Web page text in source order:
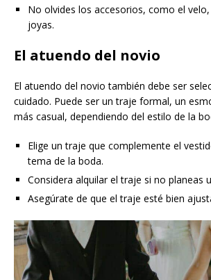
No olvides los accesorios, como el
joyas.
El atuendo del novio
El atuendo del novio también debe ser
cuidado. Puede ser un traje formal, un
más casual, dependiendo del estilo de la
Elige un traje que complemente el
tema de la boda.
Considera alquilar el traje si no planeas
Asegúrate de que el traje esté bien